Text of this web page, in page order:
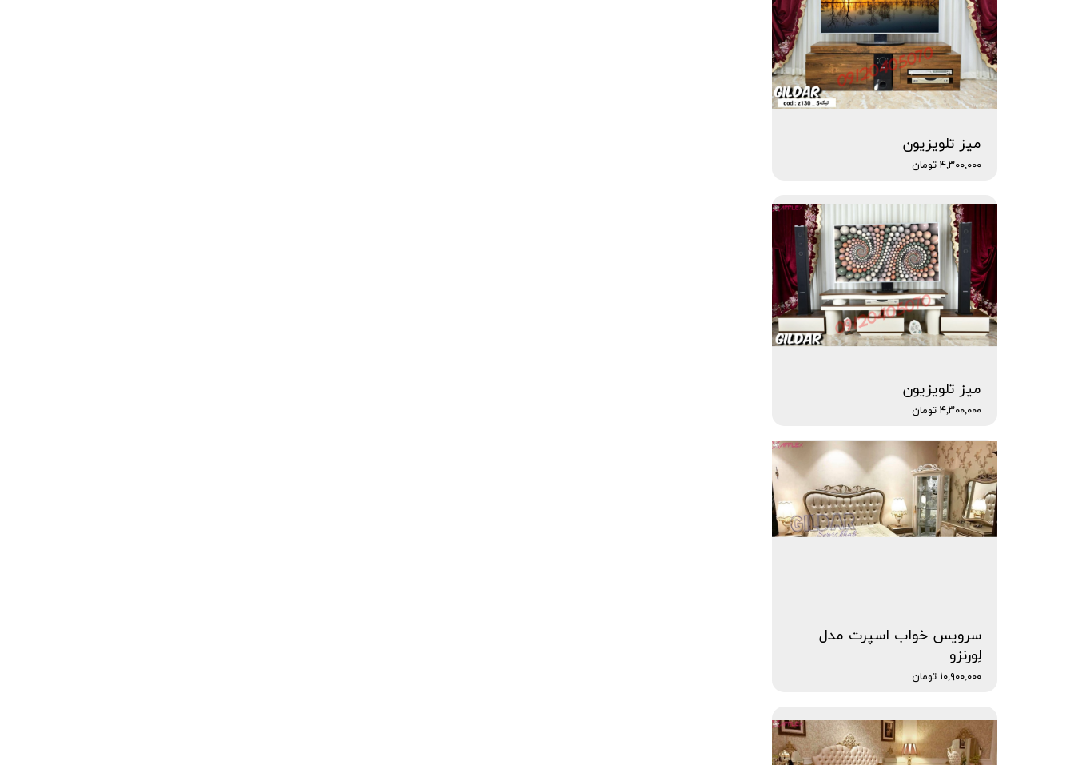
میز تلویزیون
۴,۳۰۰,۰۰۰ تومان
میز تلویزیون
۴,۳۰۰,۰۰۰ تومان
سرویس خواب اسپرت مدل
لِورنزو
۱۰,۹۰۰,۰۰۰ تومان